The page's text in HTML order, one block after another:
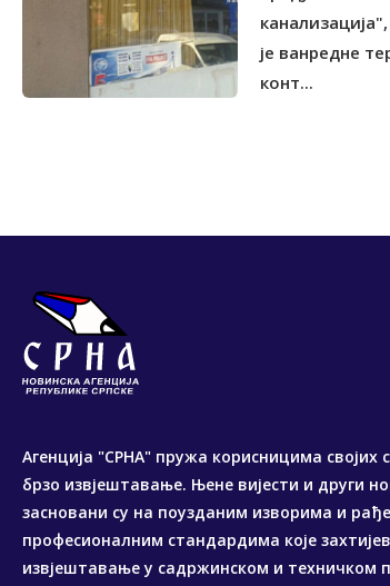
је ванредне
конт...
Агенција "СРНА" пружа корисницима својих
брзо извјештавање. Њене вијести и други
засновани су на поузданим изворима и
професионалним стандардима које
извјештавање у садржинском и техничком